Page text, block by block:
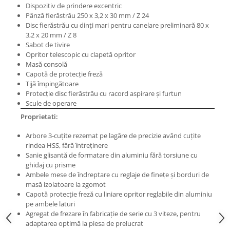
Masini pneumatice de filetat
Masini electrice de filetat
Exhaustor pentru aschii metal
Masini de gaurit cu talpa
magnetica
Instalatii de spalare a pieselor
Accesorii prelucrare metal
Universale de strung si accesorii
pentru strunguri
Falci pentru 3 bacuri PS3/ PO3
Falci pentru 4 bacuri PS4/ PO4
Flanșă
Fălcile pentru 3-bacuri DK11
Fălcile pentru 4-bacuri DK12
Mandrine independente
Mandrină cu 3 fălci din fontă
Mandrină cu 3 fălci din otel
Dispozitiv de prindere excentric
Pânză fierăstrău 250 x 3,2 x 30 mm / Z 24
Disc fierăstrău cu dinţi mari pentru canelare preliminară 80 x
3,2 x 20 mm / Z 8
Sabot de tivire
Opritor telescopic cu clapetă opritor
Masă consolă
Capotă de protecţie freză
Tijă împingătoare
Protecţie disc fierăstrău cu racord aspirare şi furtun
Scule de operare
Proprietati:
Arbore 3-cuţite rezemat pe lagăre de precizie având cuţite
rindea HSS, fără întreţinere
Sanie glisantă de formatare din aluminiu fără torsiune cu
ghidaj cu prisme
Ambele mese de îndreptare cu reglaje de fineţe şi borduri de
masă izolatoare la zgomot
Capotă protecţie freză cu liniare opritor reglabile din aluminiu
pe ambele laturi
Agregat de frezare în fabricaţie de serie cu 3 viteze, pentru
adaptarea optimă la piesa de prelucrat